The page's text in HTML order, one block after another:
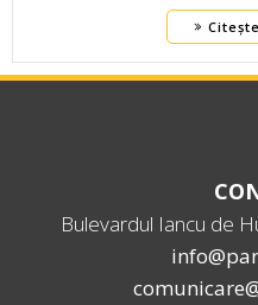
Bulevardul Iancu de